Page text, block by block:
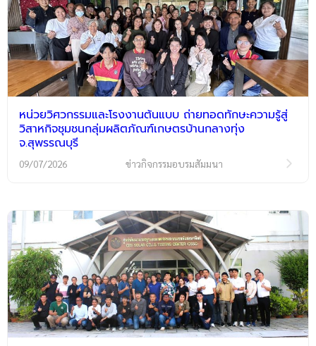
หน่วยวิศวกรรมและโรงงานต้นแบบ ถ่ายทอดทักษะความรู้สู่
วิสาหกิจชุมชนกลุ่มผลิตภัณฑ์เกษตรบ้านกลางทุ่ง
จ.สุพรรณบุรี
09/07/2026 ข่าวกิจกรรมอบรมสัมมนา